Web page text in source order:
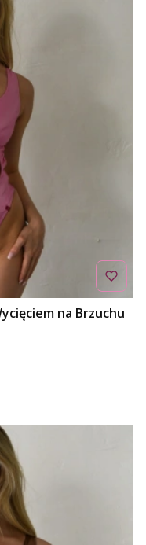
na Brzuchu